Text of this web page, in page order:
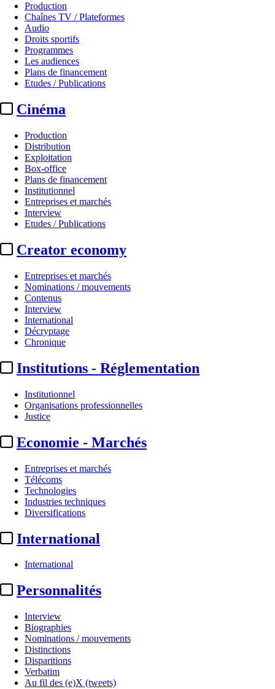
Production
Chaînes TV / Plateformes
Audio
Droits sportifs
Programmes
Les audiences
Plans de financement
Etudes / Publications
Cinéma
Production
Distribution
Exploitation
Box-office
Plans de financement
Institutionnel
Entreprises et marchés
Interview
Etudes / Publications
Creator economy
Entreprises et marchés
Nominations / mouvements
Contenus
Interview
International
Décryptage
Chronique
Institutions - Réglementation
Institutionnel
Organisations professionnelles
Justice
Economie - Marchés
Entreprises et marchés
Télécoms
Technologies
Industries techniques
Diversifications
International
International
Personnalités
Interview
Biographies
Nominations / mouvements
Distinctions
Disparitions
Verbatim
Au fil des (e)X (tweets)
Essentiel
Secuoya Studios :
marché français via un accord
...
Actualité n° 321700